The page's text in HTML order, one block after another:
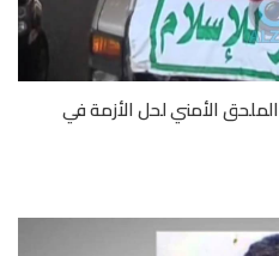
الأمني لحل الأزمة في